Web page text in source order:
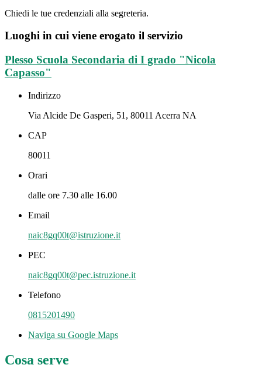
Chiedi le tue credenziali alla segreteria.
Luoghi in cui viene erogato il servizio
Plesso Scuola Secondaria di I grado "Nicola
Capasso"
Indirizzo
Via Alcide De Gasperi, 51, 80011 Acerra NA
CAP
80011
Orari
dalle ore 7.30 alle 16.00
Email
naic8gq00t@istruzione.it
PEC
naic8gq00t@pec.istruzione.it
Telefono
0815201490
Naviga su Google Maps
Cosa serve